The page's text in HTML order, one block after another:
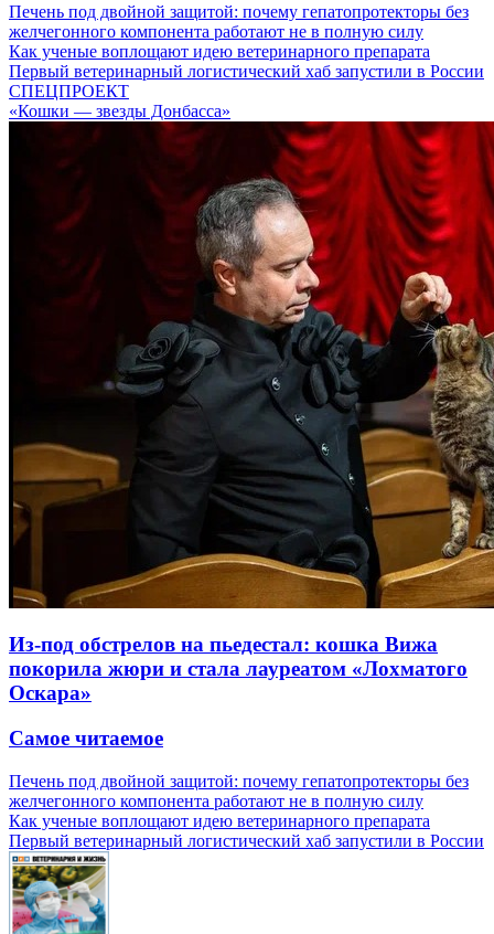
Печень под двойной защитой: почему гепатопротекторы без
желчегонного компонента работают не в полную силу
Как ученые воплощают идею ветеринарного препарата
Первый ветеринарный логистический хаб запустили в России
СПЕЦПРОЕКТ
«Кошки — звезды Донбасса»
Из-под обстрелов на пьедестал: кошка Вижа
покорила жюри и стала лауреатом «Лохматого
Оскара»
Самое читаемое
Печень под двойной защитой: почему гепатопротекторы без
желчегонного компонента работают не в полную силу
Как ученые воплощают идею ветеринарного препарата
Первый ветеринарный логистический хаб запустили в России